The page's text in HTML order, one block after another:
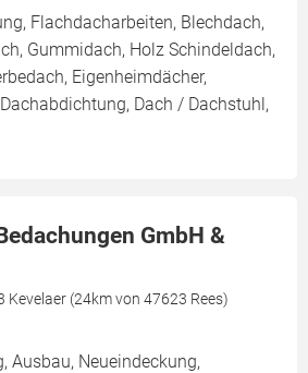
Flachdacharbeiten, Blechdach,
Gummidach, Holz Schindeldach,
Eigenheimdächer,
Dach / Dachstuhl,
GmbH &
Kevelaer (24km von 47623 Rees)
Ausbau, Neueindeckung,